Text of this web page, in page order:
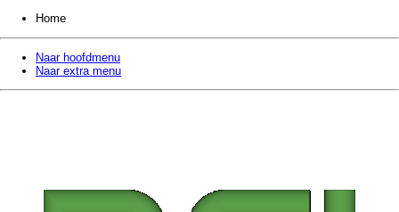
Home
Naar hoofdmenu
Naar extra menu